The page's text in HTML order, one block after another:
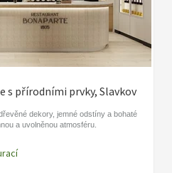
s přírodními prvky, Slavkov
dekory, jemné odstíny a bohaté
a uvolněnou atmosféru.